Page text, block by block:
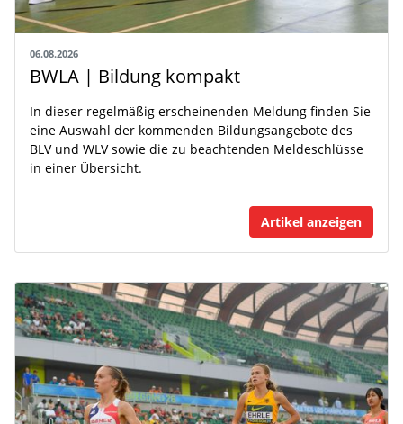
06.08.2026
BWLA | Bildung kompakt
In dieser regelmäßig erscheinenden Meldung finden Sie
eine Auswahl der kommenden Bildungsangebote des
BLV und WLV sowie die zu beachtenden Meldeschlüsse
in einer Übersicht.
Artikel anzeigen